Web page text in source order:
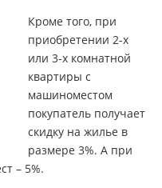
Кроме того, при
приобретении 2-х
или 3-х комнатной
квартиры с
машиноместом
покупатель получает
скидку на жилье в
размере 3%. А при
– 5%.